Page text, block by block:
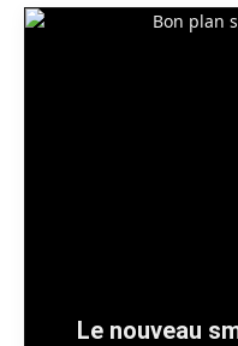
Le nouveau